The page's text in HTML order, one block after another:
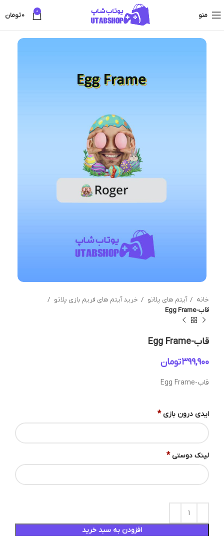
منو 0
0تومان
خانه آیتم های پلاتو
خرید آیتم های فریم بازی پلاتو
قاب-Egg Frame
قاب-Egg Frame
تومان
قاب-Egg Frame
ایدی درون بازی *
لینک دوستی *
افزودن به سبد خرید